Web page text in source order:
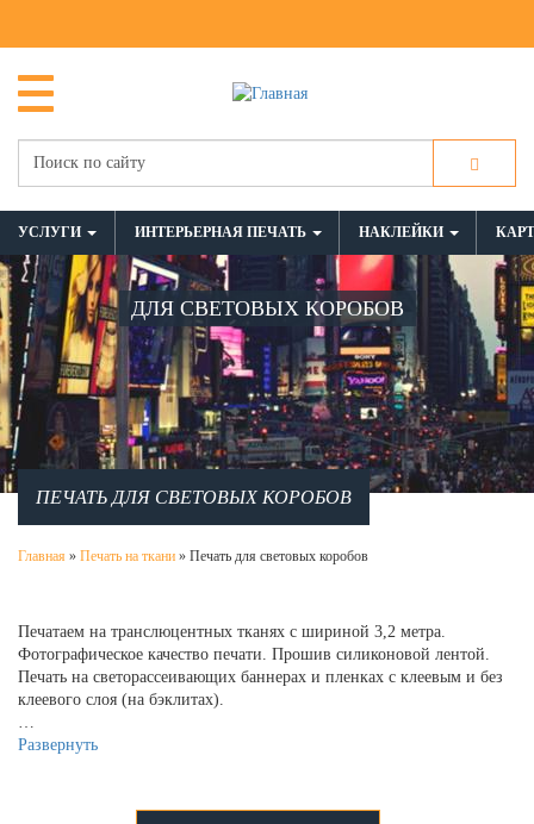
УСЛУГИ ИНТЕРЬЕРНАЯ ПЕЧАТЬ НАКЛЕЙКИ
ПЕЧАТЬ ДЛЯ СВЕТОВЫХ КОРОБОВ
ДЛЯ СВЕТОВЫХ КОРОБОВ
Главная » Печать на ткани » Печать для световых коробов
Печатаем на транслюцентных тканях с шириной 3,2 метра.
Фотографическое качество печати. Прошив силиконовой лентой.
Печать на светорассеивающих баннерах и пленках с клеевым и без
клеевого слоя (на бэклитах).
…
Развернуть